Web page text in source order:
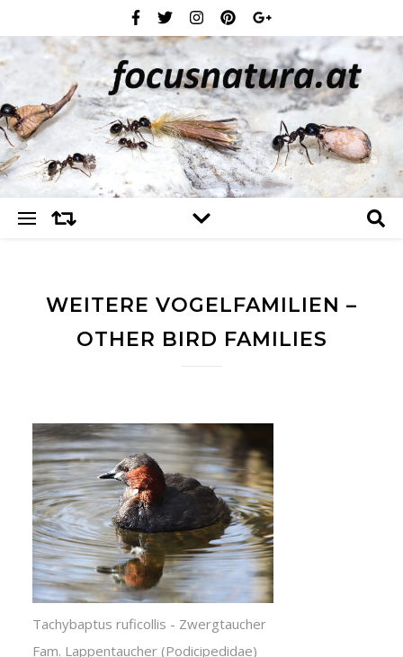
WEITERE VOGELFAMILIEN –
OTHER BIRD FAMILIES
Tachybaptus ruficollis - Zwergtaucher
Fam. Lappentaucher (Podicipedidae)